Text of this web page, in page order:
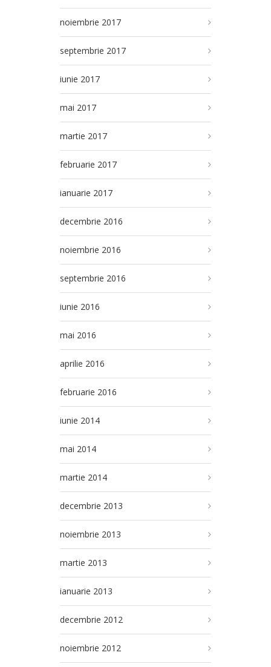
noiembrie 2017
septembrie 2017
iunie 2017
mai 2017
martie 2017
februarie 2017
ianuarie 2017
decembrie 2016
noiembrie 2016
septembrie 2016
iunie 2016
mai 2016
aprilie 2016
februarie 2016
iunie 2014
mai 2014
martie 2014
decembrie 2013
noiembrie 2013
martie 2013
ianuarie 2013
decembrie 2012
noiembrie 2012